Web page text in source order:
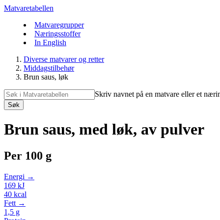
Matvaretabellen
Matvaregrupper
Næringsstoffer
In English
Diverse matvarer og retter
Middagstilbehør
Brun saus, løk
Skriv navnet på en matvare eller et
Søk
Brun saus, med løk, av pulver
Per 100 g
Energi →
169 kJ
40 kcal
Fett →
1,5 g